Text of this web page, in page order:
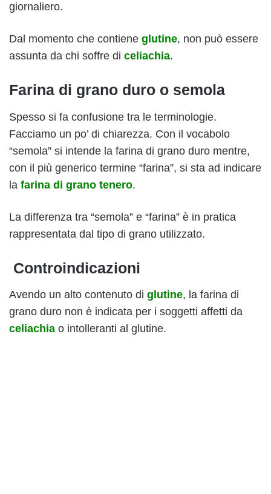
giornaliero.
Dal momento che contiene glutine, non può essere
assunta da chi soffre di celiachia.
Farina di grano duro o semola
Spesso si fa confusione tra le terminologie.
Facciamo un po’ di chiarezza. Con il vocabolo
“semola” si intende la farina di grano duro mentre,
con il più generico termine “farina”, si sta ad indicare
la farina di grano tenero.
La differenza tra “semola” e “farina” è in pratica
rappresentata dal tipo di grano utilizzato.
Controindicazioni
Avendo un alto contenuto di glutine, la farina di
grano duro non è indicata per i soggetti affetti da
celiachia o intolleranti al glutine.